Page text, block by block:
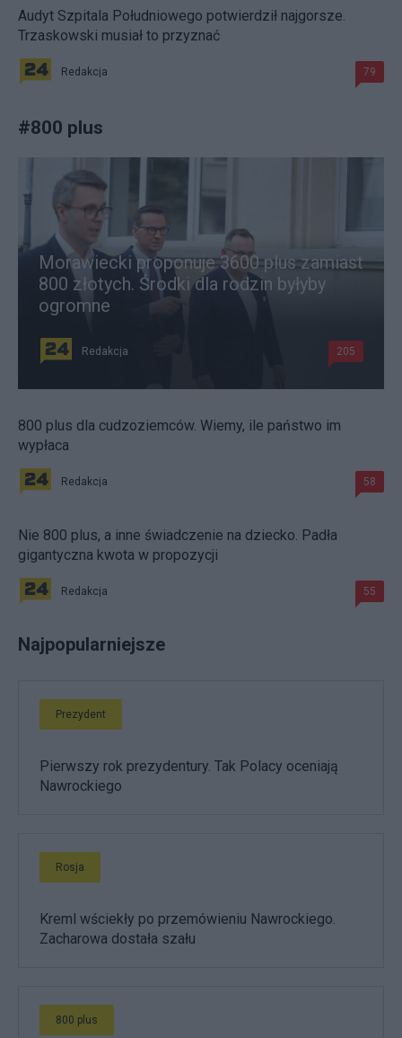
Audyt Szpitala Południowego potwierdził najgorsze.
Trzaskowski musiał to przyznać
Redakcja 79
#800 plus
Morawiecki proponuje 3600 plus zamiast
800 złotych. Środki dla rodzin byłyby
ogromne
Redakcja 205
800 plus dla cudzoziemców. Wiemy, ile państwo im
wypłaca
Redakcja 58
Nie 800 plus, a inne świadczenie na dziecko. Padła
gigantyczna kwota w propozycji
Redakcja 55
Najpopularniejsze
Prezydent
Pierwszy rok prezydentury. Tak Polacy oceniają
Nawrockiego
Rosja
Kreml wściekły po przemówieniu Nawrockiego.
Zacharowa dostała szału
800 plus